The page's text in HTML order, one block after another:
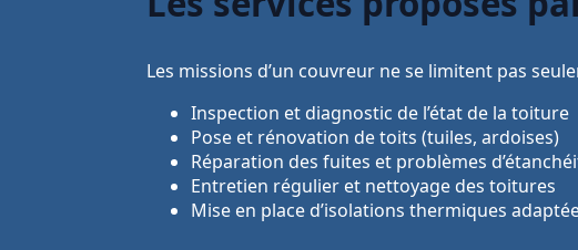
Les missions d’un couvreur ne se limitent pas
Inspection et diagnostic de l’état de la toiture
Pose et rénovation de toits (tuiles, ardoises)
Réparation des fuites et problèmes
Entretien régulier et nettoyage des toitures
Mise en place d’isolations thermiques